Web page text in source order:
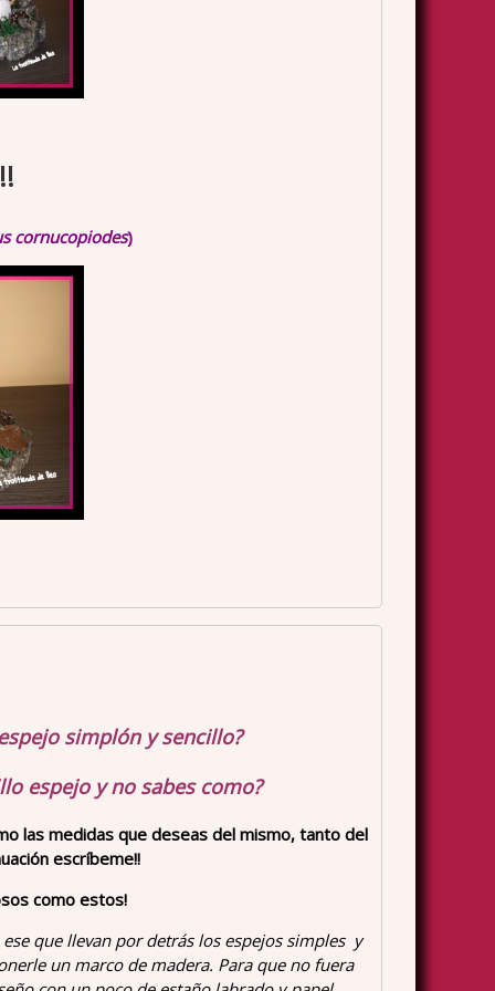
cornucopiodes)
simplón y sencillo?
espejo y no sabes como?
las medidas que deseas del mismo, tanto del
escríbeme!!
como estos!
que llevan por detrás los espejos simples y
un marco de madera. Para que no fuera